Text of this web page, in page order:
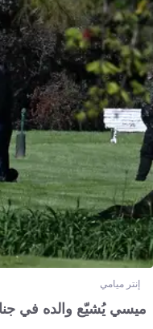
إنتر ميامي
ميسي يُشيّع والده في